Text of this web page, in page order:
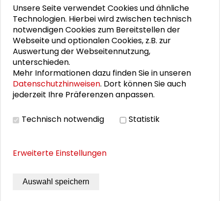
DOWNLOADS
Zum Programm (PDF)
Dokumentation
BILDERGALERIE
Unsere Seite verwendet Cookies und ähnliche
Technologien. Hierbei wird zwischen technisch
notwendigen Cookies zum Bereitstellen der
Webseite und optionalen Cookies, z.B. zur
Auswertung der Webseitennutzung,
unterschieden.
Mehr Informationen dazu finden Sie in unseren
Datenschutzhinweisen. Dort können Sie auch
jederzeit Ihre Präferenzen anpassen.
Technisch notwendig Statistik
Erweiterte Einstellungen
Auswahl speichern